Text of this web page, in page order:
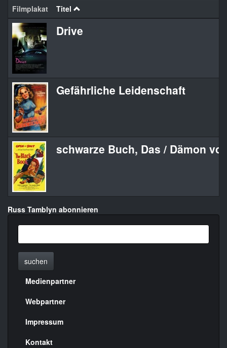
Filmplakat Titel
Drive
Gefährliche Leidenschaft
schwarze Buch, Das / Dämon
Russ Tamblyn abonnieren
suchen
Menülinks
rechte
Seite
Medienpartner
Webpartner
Impressum
Kontakt